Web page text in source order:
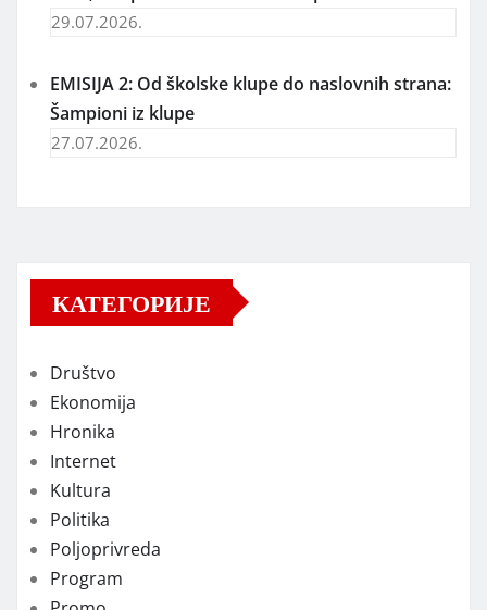
29.07.2026.
EMISIJA 2: Od školske klupe do naslovnih strana:
Šampioni iz klupe
27.07.2026.
КАТЕГОРИЈЕ
Društvo
Ekonomija
Hronika
Internet
Kultura
Politika
Poljoprivreda
Program